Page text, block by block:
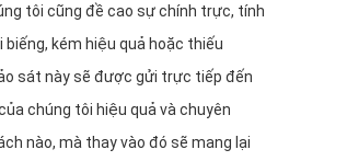
tôi cũng đề cao sự chính trực, tính
kém hiệu quả hoặc thiếu
sát này sẽ được gửi trực tiếp đến
chúng tôi hiệu quả và chuyên
nào, mà thay vào đó sẽ mang lại